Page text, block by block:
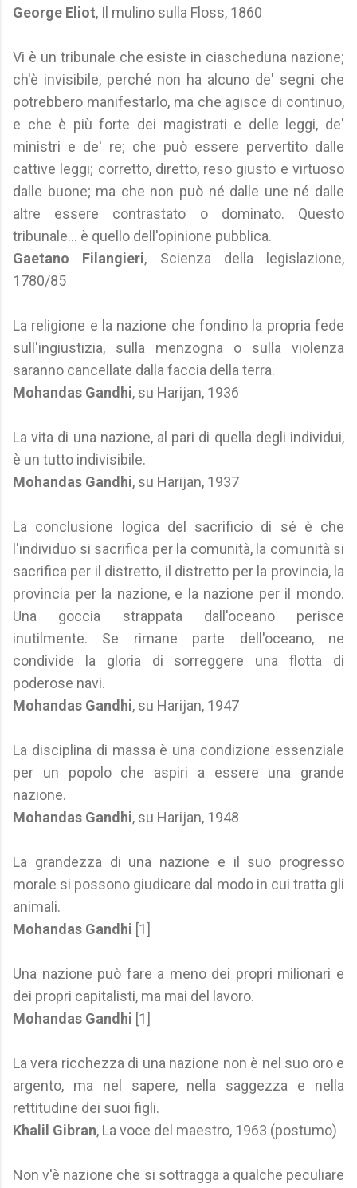
George Eliot, Il mulino sulla Floss, 1860
Vi è un tribunale che esiste in ciascheduna nazione;
ch'è invisibile, perché non ha alcuno de' segni che
potrebbero manifestarlo, ma che agisce di continuo,
e che è più forte dei magistrati e delle leggi, de'
ministri e de' re; che può essere pervertito dalle
cattive leggi; corretto, diretto, reso giusto e virtuoso
dalle buone; ma che non può né dalle une né dalle
altre essere contrastato o dominato. Questo
tribunale... è quello dell'opinione pubblica.
Gaetano Filangieri, Scienza della legislazione,
1780/85
La religione e la nazione che fondino la propria fede
sull'ingiustizia, sulla menzogna o sulla violenza
saranno cancellate dalla faccia della terra.
Mohandas Gandhi, su Harijan, 1936
La vita di una nazione, al pari di quella degli individui,
è un tutto indivisibile.
Mohandas Gandhi, su Harijan, 1937
La conclusione logica del sacrificio di sé è che
l'individuo si sacrifica per la comunità, la comunità si
sacrifica per il distretto, il distretto per la provincia, la
provincia per la nazione, e la nazione per il mondo.
Una goccia strappata dall'oceano perisce
inutilmente. Se rimane parte dell'oceano, ne
condivide la gloria di sorreggere una flotta di
poderose navi.
Mohandas Gandhi, su Harijan, 1947
La disciplina di massa è una condizione essenziale
per un popolo che aspiri a essere una grande
nazione.
Mohandas Gandhi, su Harijan, 1948
La grandezza di una nazione e il suo progresso
morale si possono giudicare dal modo in cui tratta gli
animali.
Mohandas Gandhi [1]
Una nazione può fare a meno dei propri milionari e
dei propri capitalisti, ma mai del lavoro.
Mohandas Gandhi [1]
La vera ricchezza di una nazione non è nel suo oro e
argento, ma nel sapere, nella saggezza e nella
rettitudine dei suoi figli.
Khalil Gibran, La voce del maestro, 1963 (postumo)
Non v'è nazione che si sottragga a qualche peculiare